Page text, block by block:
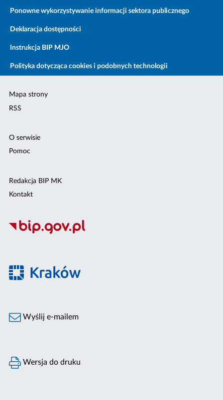
Ponowne wykorzystywanie informacji sektora publicznego
Deklaracja dostępności
Instrukcja BIP MJO
Polityka dotycząca cookies i podobnych technologii
Mapa strony
RSS
O serwisie
Pomoc
Redakcja BIP MK
Kontakt
Wyślij e-mailem
Wersja do druku